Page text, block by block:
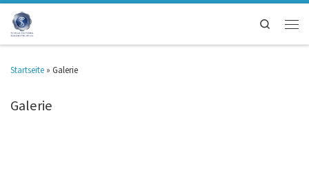
Search
Startseite » Galerie
Galerie